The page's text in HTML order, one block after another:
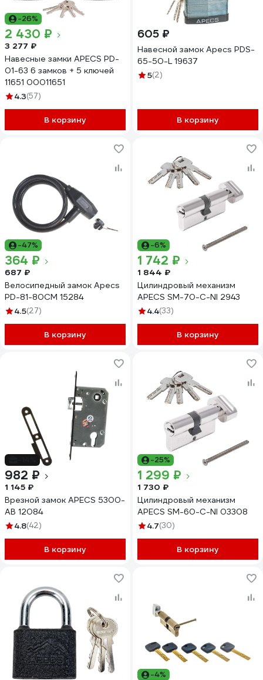
-26%
2 430 ₽
3 277 ₽
Навесные замки APECS PD-
01-63 6 замков + 5 ключей
11651 00011651
4.3(57)
В корзину
605 ₽
Навесной замок Apecs PDS-
65-50-L 19637
5(2)
В корзину
-47%
364 ₽
687 ₽
Велосипедный замок Apecs
PD-81-80CM 15284
4.5(27)
В корзину
-6%
1 742 ₽
1 844 ₽
Цилиндровый механизм
APECS SM-70-C-NI 2943
4.4(33)
В корзину
982 ₽
1 145 ₽
Врезной замок APECS 5300-
AB 12084
4.8(42)
В корзину
-25%
1 299 ₽
1 730 ₽
Цилиндровый механизм
APECS SM-60-C-NI 03308
4.7(30)
В корзину
-4%